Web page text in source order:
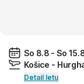
So 8.8 - So
Košice -
Detail letu